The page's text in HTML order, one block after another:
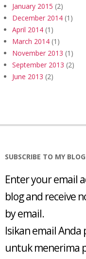
January 2015 (2)
December 2014 (1)
April 2014 (1)
March 2014 (1)
November 2013 (1)
September 2013 (2)
June 2013 (2)
SUBSCRIBE TO MY
Enter your email
blog and receive
by email.
Isikan email
untuk menerima